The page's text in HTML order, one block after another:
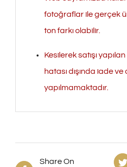
fotoğraflar ile gerçek
ton farkı olabilir.
Kesilerek satışı
hatası dışında iade
yapılmamaktadır.
Share On